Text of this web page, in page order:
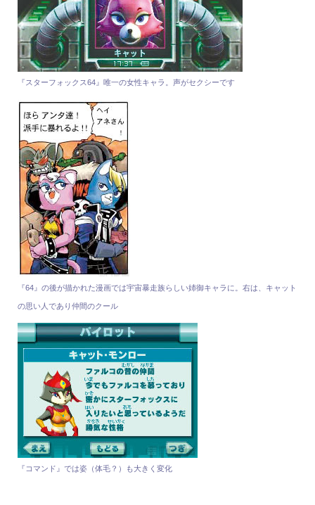
『スターフォックス64』唯一の女性キャラ。声がセクシーです
『64』の後が描かれた漫画では宇宙暴走族らしい姉御キャラに。右は、キャット
の思い人であり仲間のクール
『コマンド』では姿（体毛？）も大きく変化